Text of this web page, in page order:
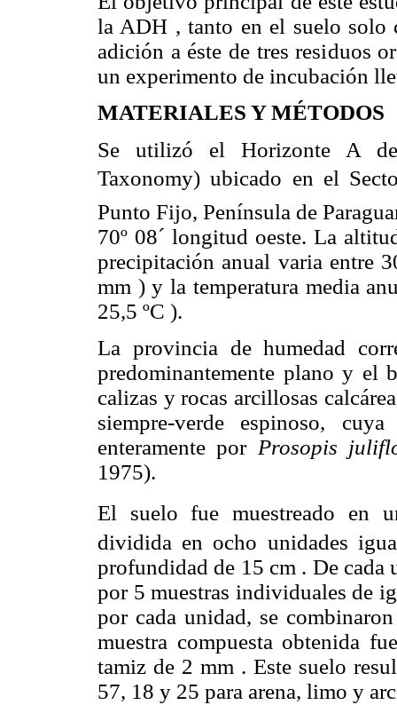
la ADH , tanto en el suelo solo
adición a éste de tres residuos
un experimento de incubación
MATERIALES Y MÉTODOS
Se utilizó el Horizonte A
Taxonomy) ubicado en el
Punto Fijo, Península de
70º 08´ longitud oeste. La
precipitación anual varia entre
mm ) y la temperatura media
25,5 ºC ).
La provincia de humedad
predominantemente plano y el
calizas y rocas arcillosas
siempre-verde espinoso,
enteramente por Prosopis
1975).
El suelo fue muestreado en
dividida en ocho unidades
profundidad de 15 cm . De cada
por 5 muestras individuales de
por cada unidad, se
muestra compuesta obtenida
tamiz de 2 mm . Este suelo
57, 18 y 25 para arena, limo y